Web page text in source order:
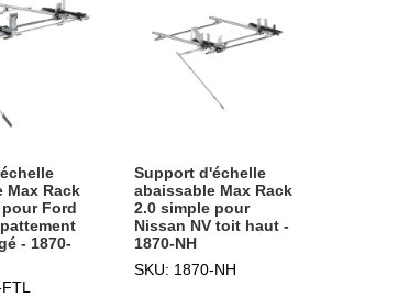
Max Rack
Ford
- 1870-
Support d'échelle
abaissable Max Rack
2.0 simple pour
Nissan NV toit haut -
1870-NH
SKU: 1870-NH